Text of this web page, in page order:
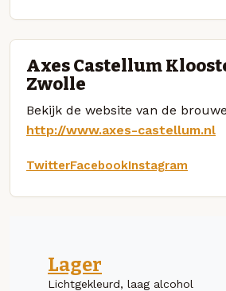
Axes Castellum
Zwolle
Bekijk de website van de
http://www.axes-castellum.nl
TwitterFacebookInstagram
Lager
Lichtgekleurd, laag alcohol